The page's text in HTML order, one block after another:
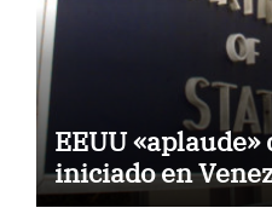
EEUU
iniciado en